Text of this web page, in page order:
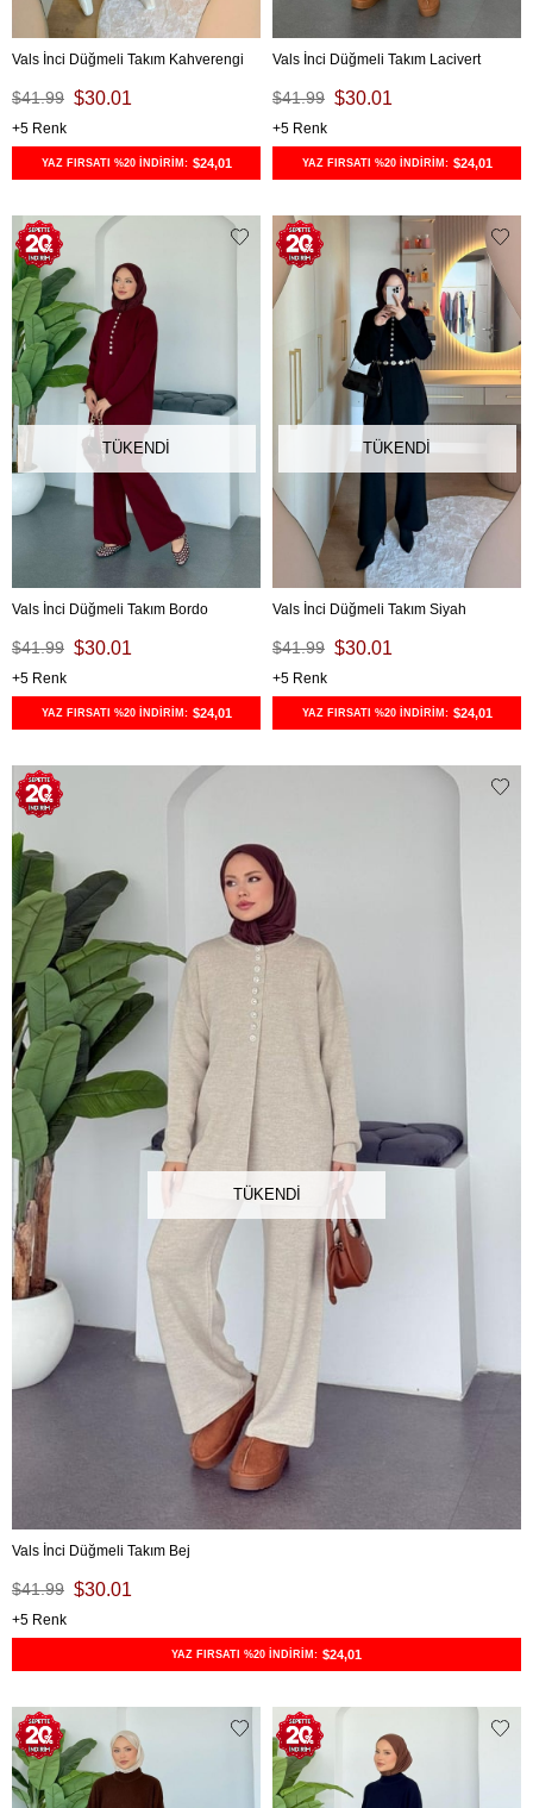
Vals İnci Düğmeli Takım Kahverengi
$30.01
$41.99
5
YAZ FIRSATI %20 İNDİRİM: $24,01
Vals İnci Düğmeli Takım Lacivert
$30.01
$41.99
5
YAZ FIRSATI %20 İNDİRİM: $24,01
TÜKENDI
Vals İnci Düğmeli Takım Bordo
$30.01
$41.99
5
YAZ FIRSATI %20 İNDİRİM: $24,01
TÜKENDI
Vals İnci Düğmeli Takım Siyah
$30.01
$41.99
5
YAZ FIRSATI %20 İNDİRİM: $24,01
TÜKENDI
Vals İnci Düğmeli Takım Bej
$30.01
$41.99
5
YAZ FIRSATI %20 İNDİRİM: $24,01